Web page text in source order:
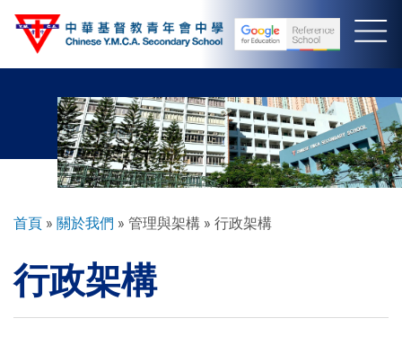
導
連
結
首頁 關於我們 管理與架構 行政架構
行政架構